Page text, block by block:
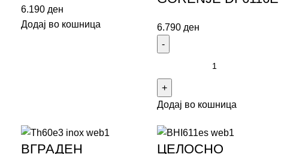
6.190 ден
Додај во кошница
6.790 ден
Додај во кошница
ВГРАДЕН
ЦЕЛОСНО